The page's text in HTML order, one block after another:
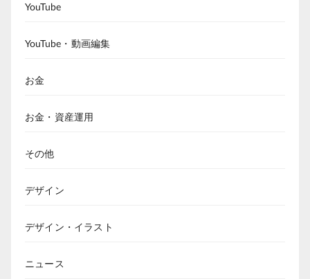
YouTube
YouTube・動画編集
お金
お金・資産運用
その他
デザイン
デザイン・イラスト
ニュース